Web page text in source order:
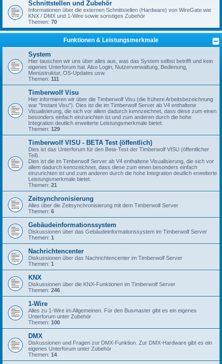
Schnittstellen und Zubehör
Informationen über die externen Schnittstellen (Hardware) von WireGate wie
KNX / DMX und 1-Wire sowie sonstiges Zubehör
Themen: 70
Funktionen & Leistungsmerkmale
System
Hier tauschen wir uns über alles aus, was das System selbst betrifft und kein
eigenes Unterforum hat. Also Login, Nutzerverwaltung, Bedienung,
Menüstruktur, OS-Updates usw.
Themen: 111
Timberwolf Visu
Hier informieren wir über die Timberwolf Visu (die frühere Arbeitsbezeichnung
war "Instant Visu"). Dies ist die im Timberwolf Server ab V4 enthaltene
Visualisierung, die sich vor allem dadurch kennzeichnet, dass diese zum einen
besonders einfach einzurichten ist und zum anderen durch die hohe
Integration deutlich erweiterte Leistungsmerkmale bietet.
Themen: 129
Timberwolf VISU - BETA Test (öffentlich)
Dies ist das Unterforum für den Beta-Test der Timberwolf VISU (öffentlicher
Teil).
Dies ist die im Timberwolf Server ab V4 enthaltene Visualisierung, die sich vor
allem dadurch kennzeichnet, dass diese zum einen besonders einfach
einzurichten ist und zum anderen durch die hohe Integration deutlich erweiterte
Leistungsmerkmale bietet.
Themen: 21
Zeitsynchronisierung
Alles über die Zeitsynchronisierung mit dem Timberwolf Server
Themen: 6
Gebäudeinformationssystem
Diskussionen über das Gebäudeinformationssystem im Timberwolf Server
Themen: 1
Nachrichtencenter
Diskussionen über das Nachrichtencenter im Timberwolf Server
Themen: 1
KNX
Diskussionen über die KNX-Funktionen im Timberwolf Server
Themen: 246
1-Wire
Alles zu 1-Wire im Allgemeinen. Für den Busmaster gibt es ein eigenes
Unterforum unter Zubehör
Themen: 100
DMX
Diskussionen und Fragen zur DMX-Funktion. Zur DMX-Hardware gibt es ein
eigenes Unterforum unter Zubehör
Themen: 14